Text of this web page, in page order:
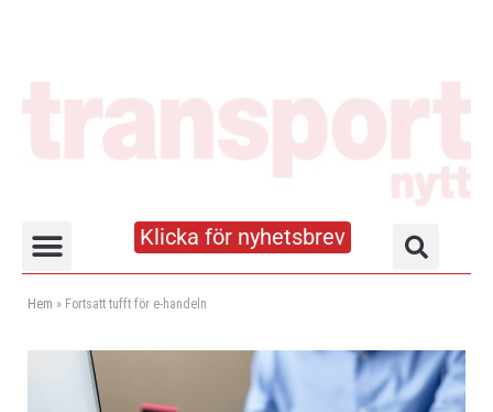
Klicka för nyhetsbrev
Hem » Fortsatt tufft för e-handeln